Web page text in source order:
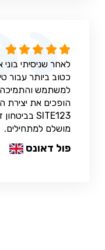
כטוב ביותר עבור
למשתמש והתמיכה
הופכים את יצירת
מושלם למתחילים.
פול דאונס